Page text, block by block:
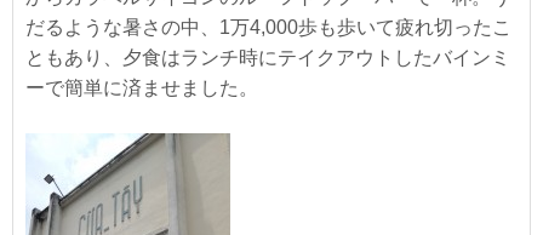
だるような暑さの中、1万4,000歩も歩いて疲れ切ったこ
ともあり、夕食はランチ時にテイクアウトしたバインミ
ーで簡単に済ませました。